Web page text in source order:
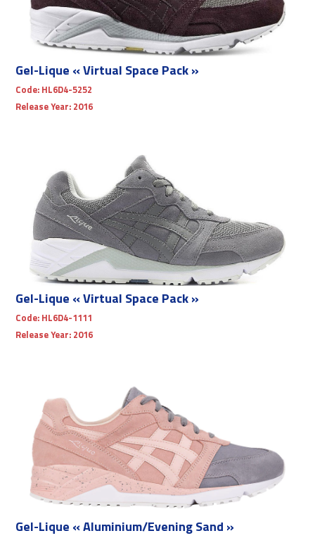
Gel-Lique « Virtual Space Pack »
Code: HL6D4-5252
Release Year: 2016
Gel-Lique « Virtual Space Pack »
Code: HL6D4-1111
Release Year: 2016
Gel-Lique « Aluminium/Evening Sand »